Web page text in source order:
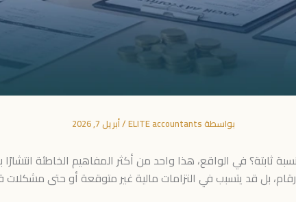
بواسطةELITE accountants
/أبريل 7, 2026
في الواقع، هذا واحد من أكثر المفاهيم الخاطئة
بل قد يتسبب في التزامات مالية غير متوقعة أو حتى مشكلات